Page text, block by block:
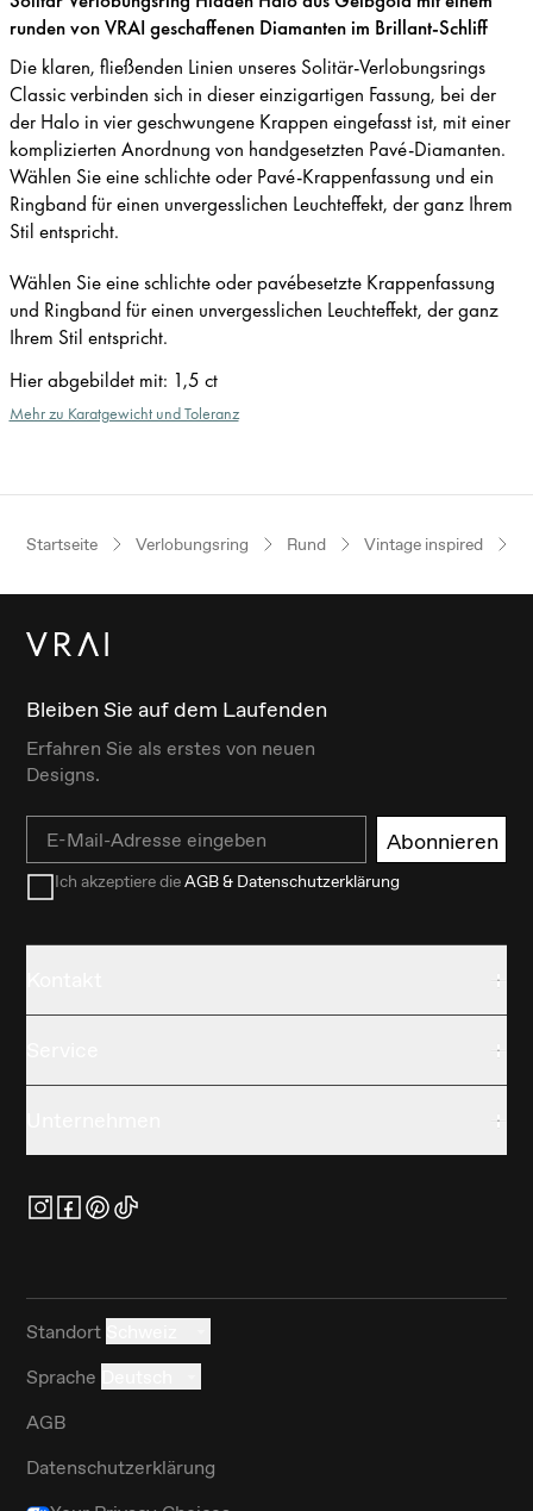
runden von VRAI geschaffenen Diamanten im Brillant-Schliff
Die klaren, fließenden Linien unseres Solitär-Verlobungsrings
Classic verbinden sich in dieser einzigartigen Fassung, bei der
der Halo in vier geschwungene Krappen eingefasst ist, mit einer
komplizierten Anordnung von handgesetzten Pavé-Diamanten.
Wählen Sie eine schlichte oder Pavé-Krappenfassung und ein
Ringband für einen unvergesslichen Leuchteffekt, der ganz Ihrem
Stil entspricht.
Wählen Sie eine schlichte oder pavébesetzte Krappenfassung
und Ringband für einen unvergesslichen Leuchteffekt, der ganz
Ihrem Stil entspricht.
Hier abgebildet mit: 1,5 ct
Mehr zu Karatgewicht und Toleranz
Startseite Verlobungsring Rund Vintage inspired
Bleiben Sie auf dem Laufenden
Erfahren Sie als erstes von neuen
Designs.
Email Abonnieren
Ich akzeptiere dieAGB & Datenschutzerklärung
Standort
Sprache
AGB
Datenschutzerklärung